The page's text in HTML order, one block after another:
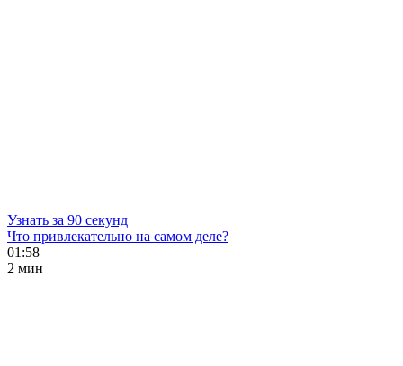
Узнать за 90 секунд
Что привлекательно на самом деле?
01:58
2 мин